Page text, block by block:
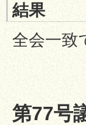
結果
全会一致
第77号